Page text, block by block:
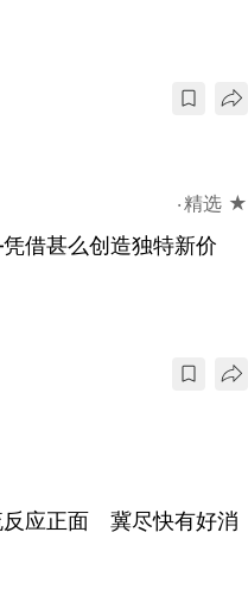
精选 ★
借甚么创造独特新价
反应正面 冀尽快有好消